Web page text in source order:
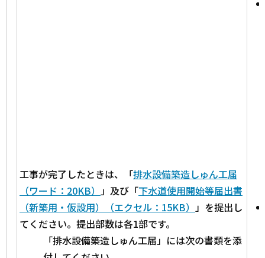
工事が完了したときは、「排水設備築造しゅん工届
（ワード：20KB） 」及び「下水道使用開始等届出書
（新築用・仮設用）（エクセル：15KB） 」を提出し
てください。提出部数は各1部です。
「排水設備築造しゅん工届」には次の書類を添